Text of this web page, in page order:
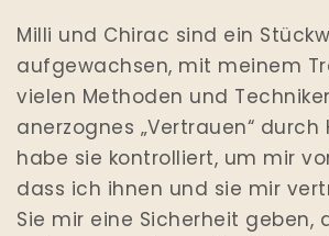
Milli und Chirac sind ein
aufgewachsen, mit meinem
vielen Methoden und
anerzognes „Vertrauen“ durch
habe sie kontrolliert, um mir
dass ich ihnen und sie mir
Sie mir eine Sicherheit geben,